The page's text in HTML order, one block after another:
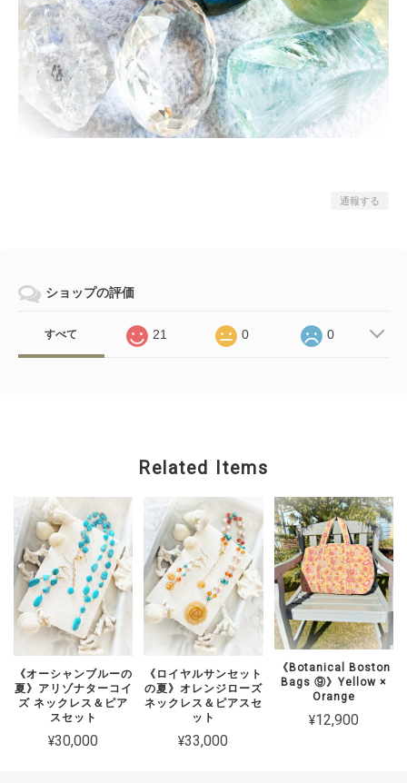
通報する
ショップの評価
すべて 21 0 0
Related Items
《オーシャンブルーの
夏》アリゾナターコイ
ズ ネックレス＆ピア
スセット
¥30,000
《ロイヤルサンセット
の夏》オレンジローズ
ネックレス＆ピアスセ
ット
¥33,000
《Botanical Boston
Bags ⑨》Yellow ×
Orange
¥12,900